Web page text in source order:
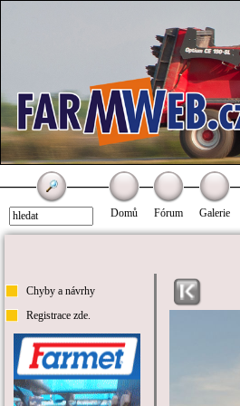
Domů Fórum Galerie
Chyby a návrhy
Registrace zde.